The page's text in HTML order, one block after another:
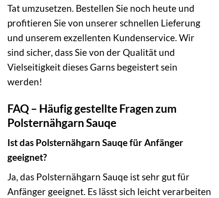
Tat umzusetzen. Bestellen Sie noch heute und
profitieren Sie von unserer schnellen Lieferung
und unserem exzellenten Kundenservice. Wir
sind sicher, dass Sie von der Qualität und
Vielseitigkeit dieses Garns begeistert sein
werden!
FAQ – Häufig gestellte Fragen zum
Polsternähgarn Sauqe
Ist das Polsternähgarn Sauqe für Anfänger
geeignet?
Ja, das Polsternähgarn Sauqe ist sehr gut für
Anfänger geeignet. Es lässt sich leicht verarbeiten